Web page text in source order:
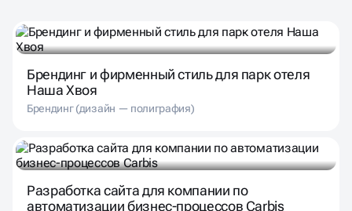
Брендинг и фирменный стиль для парк отеля
Наша Хвоя
Брендинг (дизайн — полиграфия)
Разработка сайта для компании по
автоматизации бизнес-процессов Carbis